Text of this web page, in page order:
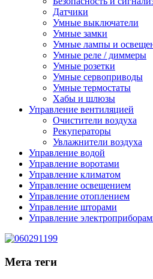
Датчики
Умные выключатели
Умные замки
Умные лампы и
Умные реле / диммеры
Умные розетки
Умные сервоприводы
Умные термостаты
Хабы и шлюзы
Управление вентиляцией
Очистители воздуха
Рекуператоры
Увлажнители воздуха
Управление водой
Управление воротами
Управление климатом
Управление освещением
Управление отоплением
Управление шторами
Управление
Мета теги